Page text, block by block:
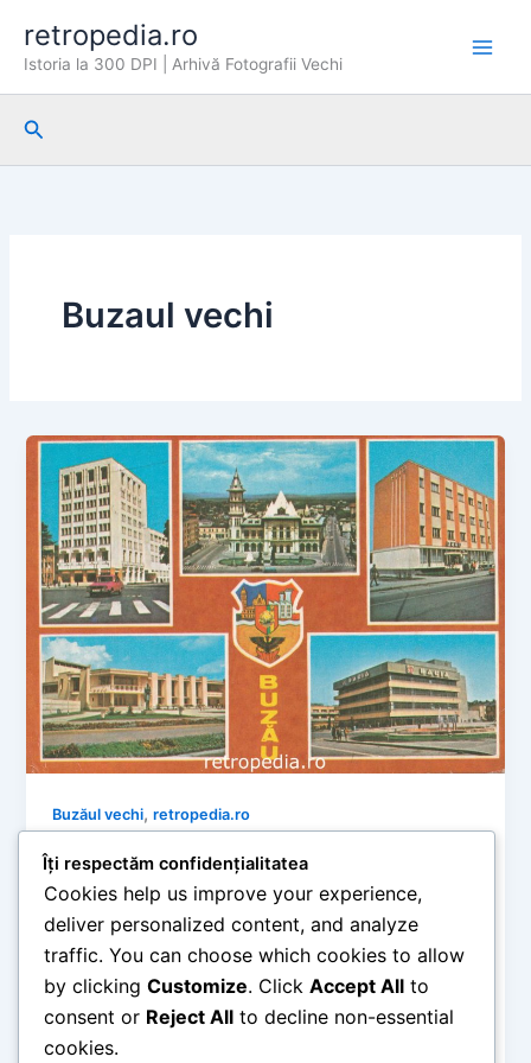
content
retropedia.ro
Istoria la 300 DPI | Arhivă Fotografii Vechi
Search
Buzaul vechi
Buzăul vechi,retropedia.ro
Buzăul de altădată: De la farmecul anilor
’50 la modernismul urban și
monumentele județului
retropedia mai 29, 2026
Timp de citire: 5 minute Buzăul reprezintă o
adevărată punte de legătură între câmpiile mănoase
ale Munteniei și dealurile podgorene […]
Îți respectăm confidențialitatea
Cookies help us improve your experience,
deliver personalized content, and analyze
traffic. You can choose which cookies to allow
by clicking Customize. Click Accept All to
consent or Reject All to decline non-essential
cookies.